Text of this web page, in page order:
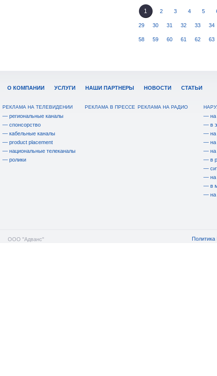
1 2 3 4 5
29 30 31 32 33 34
58 59 60 61 62 63
О КОМПАНИИ УСЛУГИ НАШИ ПАРТНЕРЫ НОВОСТИ СТАТЬИ
РЕКЛАМА НА ТЕЛЕВИДЕНИИ
— региональные каналы
— спонсорство
— кабельные каналы
— product placement
— национальные телеканалы
— ролики
РЕКЛАМА В ПРЕССЕ РЕКЛАМА НА РАДИО
— на
— в
— на
— на
— на
— в
—
— на
— в
— на
ООО "Адванс" Политика